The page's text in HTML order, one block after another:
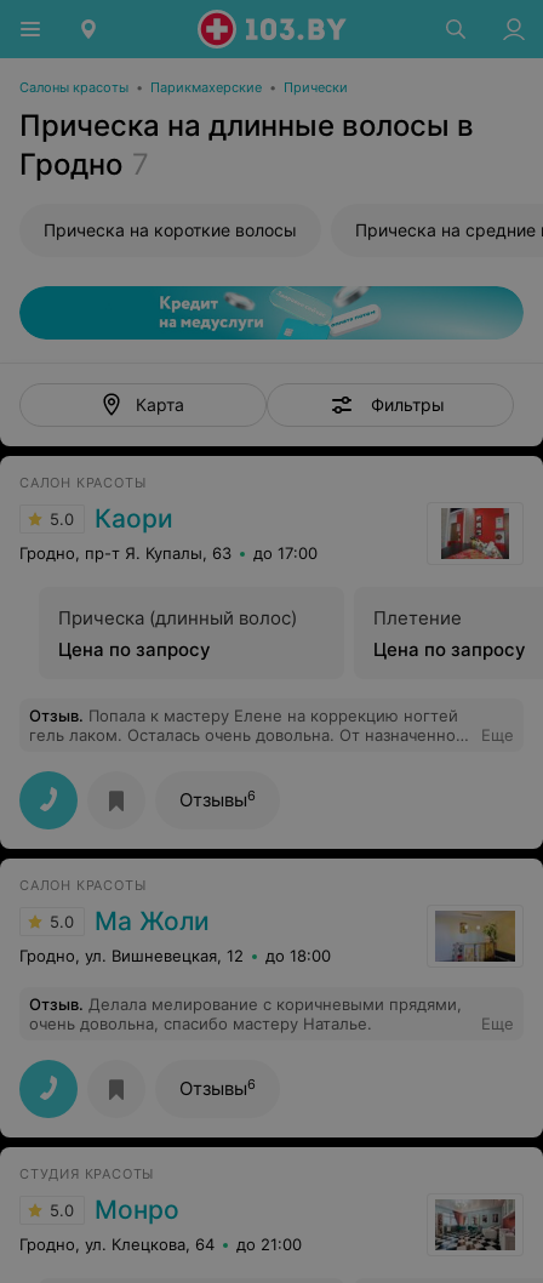
Салоны красоты • Парикмахерские • Прически
Прическа на длинные волосы в
Гродно 7
Прическа на короткие волосы Прическа на средние
Карта Фильтры
САЛОН КРАСОТЫ
5.0 Каори
Гродно, пр-т Я. Купалы, 63 до 17:00
Прическа (длинный волос)
Цена по запросу
Плетение
Цена по запросу
Отзыв. Попала к мастеру Елене на коррекцию ногтей
гель лаком. Осталась очень довольна. От назначенного
предложили, и атмосфера царила такая, будто я давно
всех их знаю. Ногти тонкие и очень аккуратно
сделаны. И цена работы очень приятно удивила.
Рекомендую.
Еще
Отзывы6
САЛОН КРАСОТЫ
5.0 Ма Жоли
Гродно, ул. Вишневецкая, 12 до 18:00
Отзыв. Делала мелирование с коричневыми прядями,
очень довольна, спасибо мастеру Наталье.
Еще
Отзывы6
СТУДИЯ КРАСОТЫ
5.0 Монро
Гродно, ул. Клецкова, 64 до 21:00